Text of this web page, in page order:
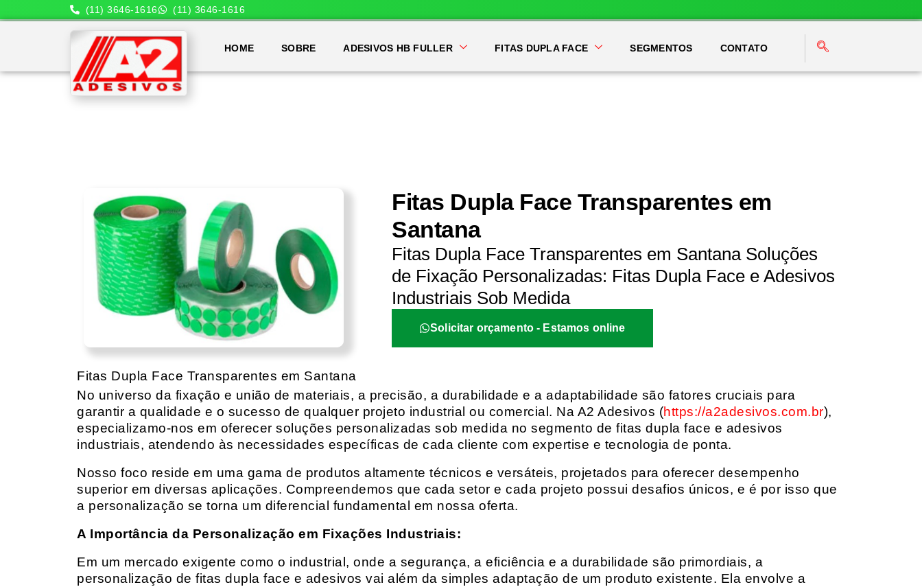
(11) 3646-1616 (11) 3646-1616
HOME SOBRE ADESIVOS HB FULLER FITAS DUPLA FACE SEGMENTOS CONTATO
Fitas Dupla Face Transparentes em
Santana
Fitas Dupla Face Transparentes em Santana Soluções
de Fixação Personalizadas: Fitas Dupla Face e Adesivos
Industriais Sob Medida
Solicitar orçamento - Estamos online
Fitas Dupla Face Transparentes em Santana
No universo da fixação e união de materiais, a precisão, a durabilidade e a adaptabilidade são fatores cruciais para
garantir a qualidade e o sucesso de qualquer projeto industrial ou comercial. Na A2 Adesivos (https://a2adesivos.com.br),
especializamo-nos em oferecer soluções personalizadas sob medida no segmento de fitas dupla face e adesivos
industriais, atendendo às necessidades específicas de cada cliente com expertise e tecnologia de ponta.
Nosso foco reside em uma gama de produtos altamente técnicos e versáteis, projetados para oferecer desempenho
superior em diversas aplicações. Compreendemos que cada setor e cada projeto possui desafios únicos, e é por isso que
a personalização se torna um diferencial fundamental em nossa oferta.
A Importância da Personalização em Fixações Industriais:
Em um mercado exigente como o industrial, onde a segurança, a eficiência e a durabilidade são primordiais, a
personalização de fitas dupla face e adesivos vai além da simples adaptação de um produto existente. Ela envolve a